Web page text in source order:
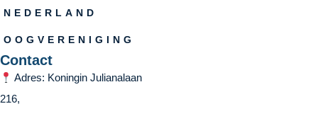
Contact
Adres: Koningin Julianalaan
216,
NEDERLAND
OOGVERENIGING